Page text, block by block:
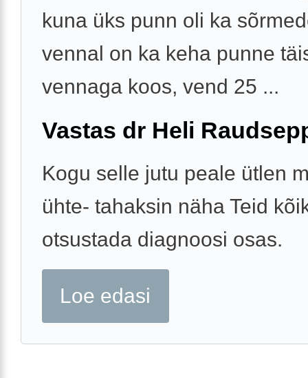
kuna üks punn oli ka
vennal on ka keha punne
vennaga koos, vend 25 ...
Vastas dr Heli
Kogu selle jutu peale ütlen
ühte- tahaksin näha Teid
otsustada diagnoosi osas.
Loe edasi